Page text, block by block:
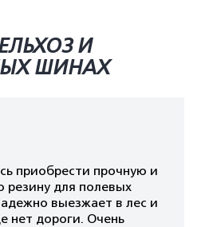
И
ШИНАХ
приобрести прочную и
резину для полевых
выезжает в лес и
нет дороги. Очень